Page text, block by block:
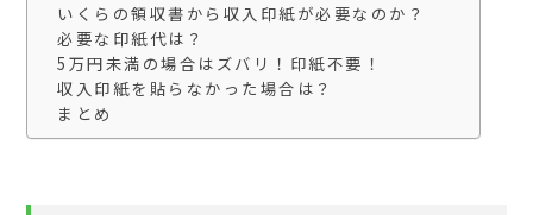
いくらの領収書から収入印紙が必要なのか？
必要な印紙代は？
5万円未満の場合はズバリ！印紙不要！
収入印紙を貼らなかった場合は？
まとめ